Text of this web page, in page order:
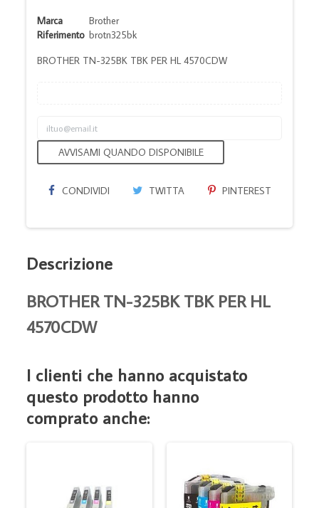
Marca
Brother
Riferimento brotn325bk
BROTHER TN-325BK TBK PER HL 4570CDW
AVVISAMI QUANDO DISPONIBILE
CONDIVIDI TWITTA PINTEREST
Descrizione
BROTHER TN-325BK TBK PER HL
4570CDW
I clienti che hanno acquistato
questo prodotto hanno
comprato anche: